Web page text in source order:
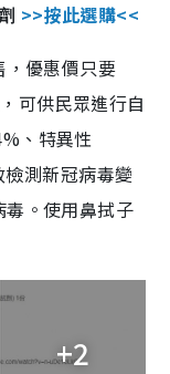
>>按此選購<<
優惠價只要
可供民眾進行自
、特異性
測新冠病毒變
。使用鼻拭子
+2